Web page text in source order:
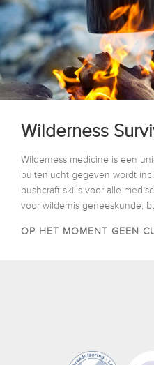
Wilderness
Wilderness medicine is een
buitenlucht gegeven wordt
bushcraft skills voor alle
voor wildernis geneeskunde,
OP HET MOMENT GEEN